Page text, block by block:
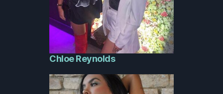
Chloe Reynolds